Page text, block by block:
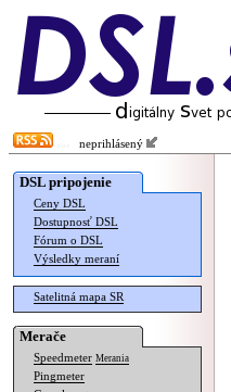
neprihlásený
DSL pripojenie
Ceny DSL
Dostupnosť DSL
Fórum o DSL
Výsledky meraní
Satelitná mapa SR
Merače
Speedmeter Merania
Pingmeter